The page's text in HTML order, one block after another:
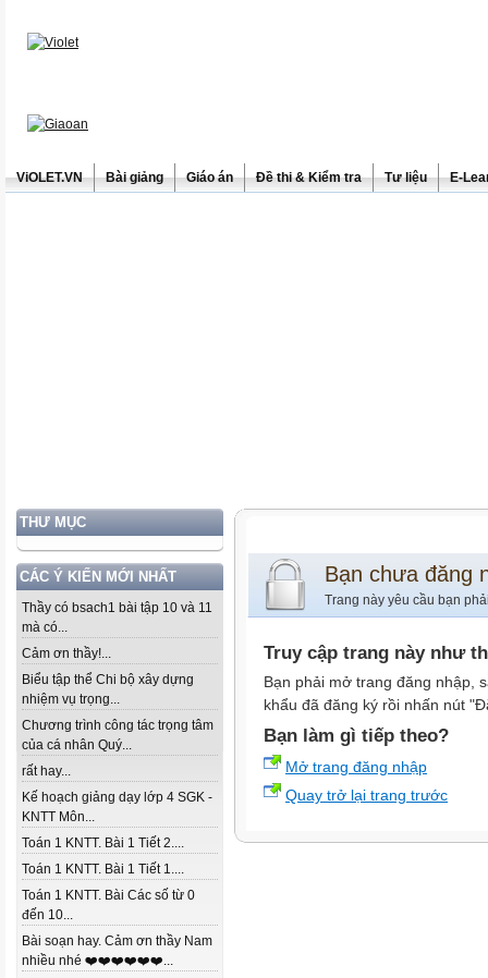
ViOLET.VN Bài giảng Giáo án Đề thi & Kiểm tra Tư liệu E-
THƯ MỤC
CÁC Ý KIẾN MỚI NHẤT
Thầy có bsach1 bài tập 10 và 11
mà có...
Cảm ơn thầy!...
Biểu tập thể Chi bộ xây dựng
nhiệm vụ trọng...
Chương trình công tác trọng tâm
của cá nhân Quý...
rất hay...
Kế hoạch giảng dạy lớp 4 SGK -
KNTT Môn...
Toán 1 KNTT. Bài 1 Tiết 2....
Toán 1 KNTT. Bài 1 Tiết 1....
Toán 1 KNTT. Bài Các số từ 0
đến 10...
Bài soạn hay. Cảm ơn thầy Nam
nhiều nhé ❤️❤️❤️❤️❤️❤️...
Bạn chưa đăng
Trang này yêu cầu bạn
Truy cập trang này như
Bạn phải mở trang đăng nhập,
khẩu đã đăng ký rồi nhấn nút
Bạn làm gì tiếp theo?
Mở trang đăng nhập
Quay trở lại trang trước